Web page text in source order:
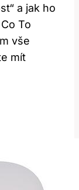
a jak ho
To
vše
mít